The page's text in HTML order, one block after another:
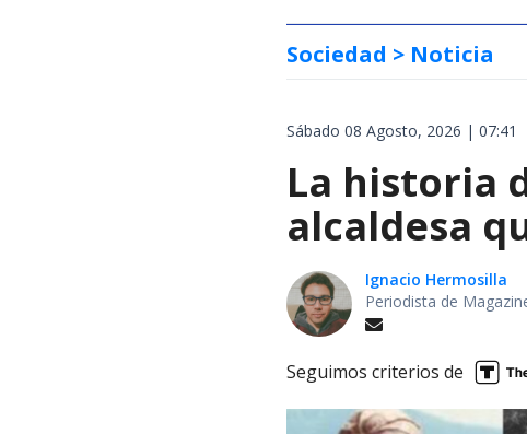
Sociedad > Noticia
Sábado 08 Agosto, 2026 | 07:41
La historia
alcaldesa
Ignacio Hermosilla
Periodista de
Seguimos criterios de